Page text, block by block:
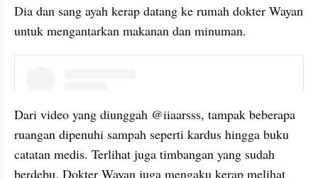
Dia dan sang ayah kerap datang ke rumah dokter Wayan
untuk mengantarkan makanan dan minuman.
Dari video yang diunggah @iiaarsss, tampak beberapa
ruangan dipenuhi sampah seperti kardus hingga buku
catatan medis. Terlihat juga timbangan yang sudah
berdebu. Dokter Wayan juga mengaku kerap melihat